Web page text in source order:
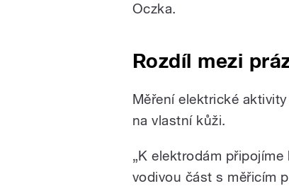
Oczka.
Rozdíl mezi
Měření elektrické
na vlastní kůži.
„K elektrodám
vodivou část s měřicím